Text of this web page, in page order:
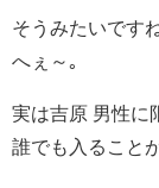
そうみたいです
へぇ～｡
実は吉原 男性に
誰でも入ること